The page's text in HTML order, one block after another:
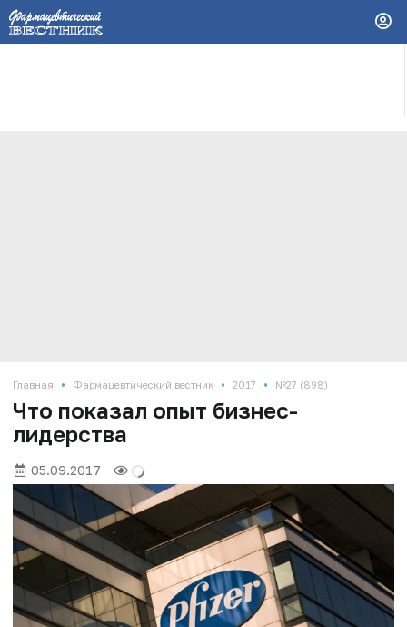
Главная • Фармацевтический вестник • 2017 • №27 (898)
Что показал опыт бизнес-
лидерства
05.09.2017